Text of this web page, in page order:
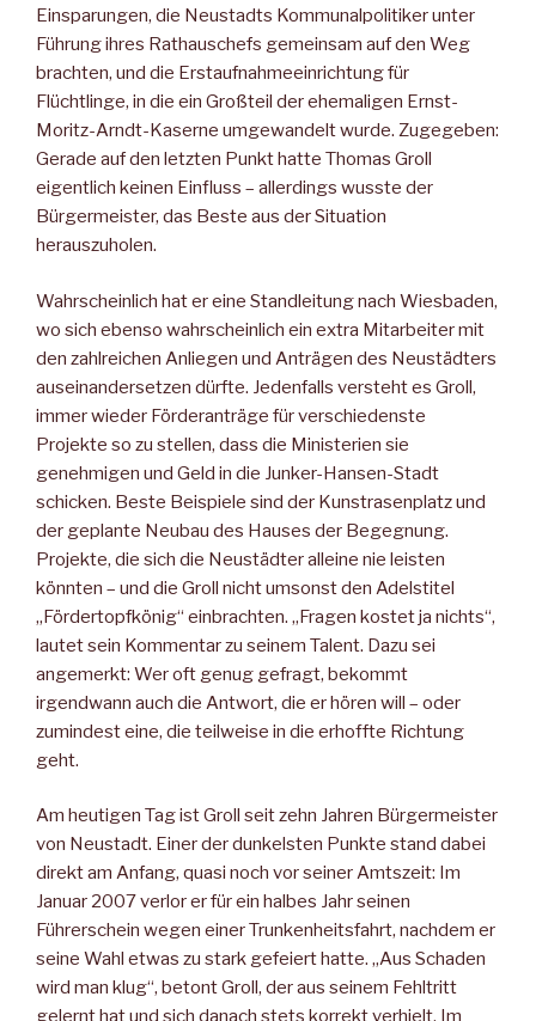
Einsparungen, die Neustadts Kommunalpolitiker unter
Führung ihres Rathauschefs gemeinsam auf den Weg
brachten, und die Erstaufnahmeeinrichtung für
Flüchtlinge, in die ein Großteil der ehemaligen Ernst-
Moritz-Arndt-Kaserne umgewandelt wurde. Zugegeben:
Gerade auf den letzten Punkt hatte Thomas Groll
eigentlich keinen Einfluss – allerdings wusste der
Bürgermeister, das Beste aus der Situation
herauszuholen.
Wahrscheinlich hat er eine Standleitung nach Wiesbaden,
wo sich ebenso wahrscheinlich ein extra Mitarbeiter mit
den zahlreichen Anliegen und Anträgen des Neustädters
auseinandersetzen dürfte. Jedenfalls versteht es Groll,
immer wieder Förderanträge für verschiedenste
Projekte so zu stellen, dass die Ministerien sie
genehmigen und Geld in die Junker-Hansen-Stadt
schicken. Beste Beispiele sind der Kunstrasenplatz und
der geplante Neubau des Hauses der Begegnung.
Projekte, die sich die Neustädter alleine nie leisten
könnten – und die Groll nicht umsonst den Adelstitel
„Fördertopfkönig“ einbrachten. „Fragen kostet ja nichts“,
lautet sein Kommentar zu seinem Talent. Dazu sei
angemerkt: Wer oft genug gefragt, bekommt
irgendwann auch die Antwort, die er hören will – oder
zumindest eine, die teilweise in die erhoffte Richtung
geht.
Am heutigen Tag ist Groll seit zehn Jahren Bürgermeister
von Neustadt. Einer der dunkelsten Punkte stand dabei
direkt am Anfang, quasi noch vor seiner Amtszeit: Im
Januar 2007 verlor er für ein halbes Jahr seinen
Führerschein wegen einer Trunkenheitsfahrt, nachdem er
seine Wahl etwas zu stark gefeiert hatte. „Aus Schaden
wird man klug“, betont Groll, der aus seinem Fehltritt
gelernt hat und sich danach stets korrekt verhielt. Im